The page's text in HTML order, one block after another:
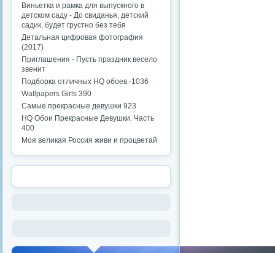
Виньетка и рамка для выпускного в
детском саду - До свиданья, детский
садик, будет грустно без тебя
Детальная цифровая фотография
(2017)
Приглашения - Пусть праздник весело
звенит
Подборка отличных HQ обоев.-1036
Wallpapers Girls 390
Самые прекрасные девушки 923
HQ Обои Прекрасные Девушки. Часть
400
Моя великая Россия живи и процветай